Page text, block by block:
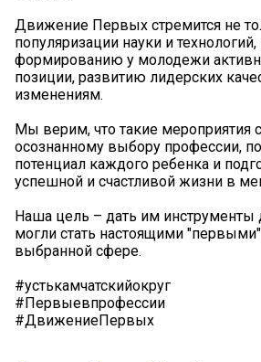
Движение Первых стремится не
популяризации науки и технологий,
формированию у молодежи
позиции, развитию лидерских
изменениям.
Мы верим, что такие мероприятия
осознанному выбору профессии,
потенциал каждого ребенка и
успешной и счастливой жизни в
️Наша цель – дать им инструменты
могли стать настоящими
выбранной сфере.
#устькамчатскийокруг
#Первыевпрофессии
#ДвижениеПервых